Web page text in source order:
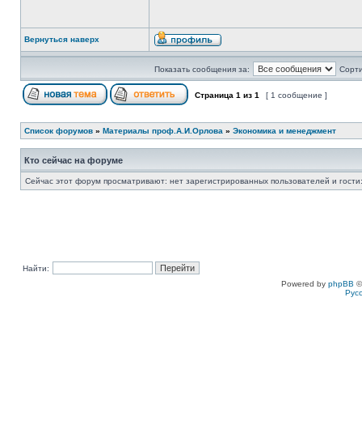
Вернуться наверх
Показать сообщения за:
Страница 1 из 1 [ 1 сообщение ]
Список форумов » Материалы проф.А.И.Орлова » Экономика и менеджмент
Кто сейчас на форуме
Сейчас этот форум просматривают: нет зарегистрированных пользователей и
Найти:
Powered by phpBB